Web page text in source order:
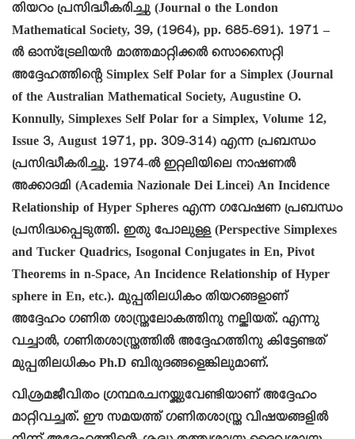
തിയറം പ്രസിദ്ധീകരിച്ചു (Journal o the London
Mathematical Society, 39, (1964), pp. 685-691). 1971 –
ൽ ഓസ്ട്രേലിയൻ മാത്തമാറ്റിക്കൽ സൊസൈറ്റി
അദ്ദേഹത്തിന്റെ Simplex Self Polar for a Simplex (Journal
of the Australian Mathematical Society, Augustine O.
Konnully, Simplexes Self Polar for a Simplex, Volume 12,
Issue 3, August 1971, pp. 309-314) എന്ന പ്രബന്ധം
പ്രസിദ്ധീകരിച്ചു. 1974-ൽ ഇറ്റലിയിലെ നാഷണൽ
അക്കാദമി (Academia Nazionale Dei Lincei) An Incidence
Relationship of Hyper Spheres എന്ന ഗവേഷണ പ്രബന്ധം
പ്രസിദ്ധപ്പെടുത്തി. ഇതു പോലുള്ള (Perspective Simplexes
and Tucker Quadrics, Isogonal Conjugates in En, Pivot
Theorems in n-Space, An Incidence Relationship of Hyper
sphere in En, etc.). മുപ്പതിലധികം തിയറങ്ങളാണ്
അദ്ദേഹം ഗണിത ശാസ്ത്രലോകത്തിനു നല്കിയത്. എന്നു
വച്ചാൽ, ഗണിതശാസ്ത്രത്തിൽ അദ്ദേഹത്തിനു കിട്ടേണ്ടത്
മുപ്പതിലധികം Ph.D ബിരുദങ്ങളെങ്കിലുമാണ്.
വിശ്രമജീവിതം ഗ്രന്ഥരചനയ്ക്കുവേണ്ടിയാണ് അദ്ദേഹം
മാറ്റിവച്ചത്. ഈ സമയത്ത് ഗണിതശാസ്ത്ര വിഷയങ്ങളിൽ